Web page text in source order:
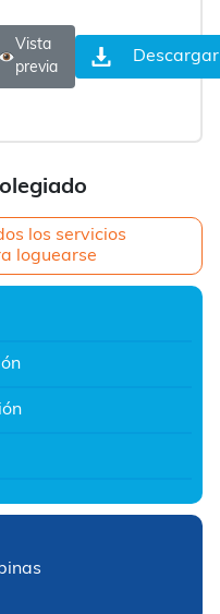
los servicios
loguearse
Vista
previa
Descargar